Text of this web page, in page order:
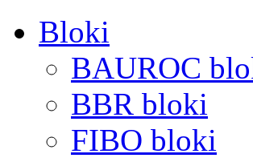
Bloki
BAUROC
BBR bloki
FIBO bloki